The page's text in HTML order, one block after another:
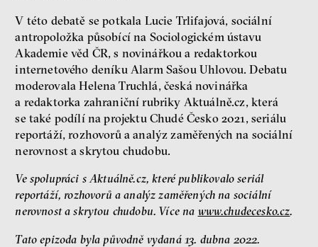
Lucií Trlifajovou
a Jakubem Rákosníkem
Jakub Rákosník
Ondřej Slačálek
Miroslav Palanský
Lucie Trlifajová
Kateřina Smejkalová
Miloš Gregor
Jan Charvát
Matouš Hrdina
radikalizace média
V této debatě se potkala Lucie Trlifajová, sociální
antropoložka působící na Sociologickém ústavu
Akademie věd ČR, s novinářkou a redaktorkou
internetového deníku Alarm Sašou Uhlovou. Debatu
moderovala Helena Truchlá, česká novinářka
a redaktorka zahraniční rubriky Aktuálně.cz, která
se také podílí na projektu Chudé Česko 2021, seriálu
reportáží, rozhovorů a analýz zaměřených na sociální
nerovnost a skrytou chudobu.
Ve spolupráci s Aktuálně.cz, které publikovalo seriál
reportáží, rozhovorů a analýz zaměřených na sociální
nerovnost a skrytou chudobu. Více na www.chudecesko.cz.
Tato epizoda byla původně vydaná 13. dubna 2022.